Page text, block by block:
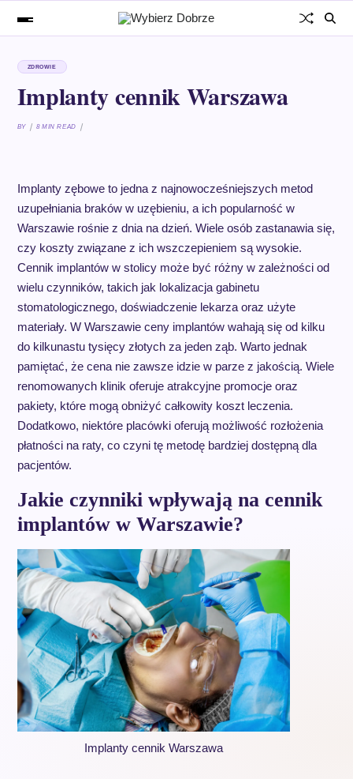
ZDROWIE
Implanty cennik Warszawa
BY 8 MIN READ
Implanty zębowe to jedna z najnowocześniejszych metod
uzupełniania braków w uzębieniu, a ich popularność w
Warszawie rośnie z dnia na dzień. Wiele osób zastanawia się,
czy koszty związane z ich wszczepieniem są wysokie.
Cennik implantów w stolicy może być różny w zależności od
wielu czynników, takich jak lokalizacja gabinetu
stomatologicznego, doświadczenie lekarza oraz użyte
materiały. W Warszawie ceny implantów wahają się od kilku
do kilkunastu tysięcy złotych za jeden ząb. Warto jednak
pamiętać, że cena nie zawsze idzie w parze z jakością. Wiele
renomowanych klinik oferuje atrakcyjne promocje oraz
pakiety, które mogą obniżyć całkowity koszt leczenia.
Dodatkowo, niektóre placówki oferują możliwość rozłożenia
płatności na raty, co czyni tę metodę bardziej dostępną dla
pacjentów.
Jakie czynniki wpływają na cennik
implantów w Warszawie?
Implanty cennik Warszawa